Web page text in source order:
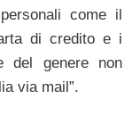
come il
di credito e i
del genere non
via mail”.